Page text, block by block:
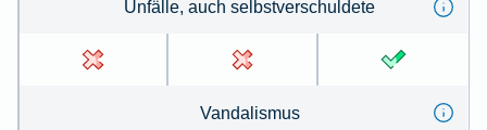
Un­fälle, auch selbst­ver­schul­de­te
Van­dal­is­mus